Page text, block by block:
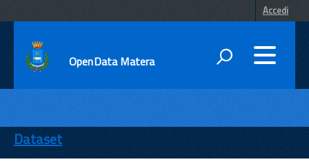
Accedi
OpenData Matera
ENTI
TEMI
Dataset